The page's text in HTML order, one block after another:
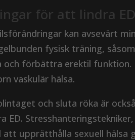
för att lindra
kan avsevärt
fysisk träning,
och förbättra erektil
vaskulär hälsa.
och sluta röka är
ED.
upprätthålla sexuell